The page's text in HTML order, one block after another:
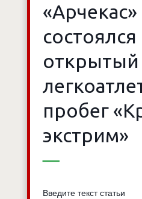
«Арчекас»
состоялся
открытый
пробег
экстрим»
Введите текст статьи